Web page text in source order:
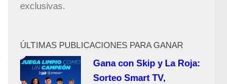
exclusivas.
ÚLTIMAS PUBLICACIONES PARA GANAR
Gana con Skip y La Roja:
Sorteo Smart TV,